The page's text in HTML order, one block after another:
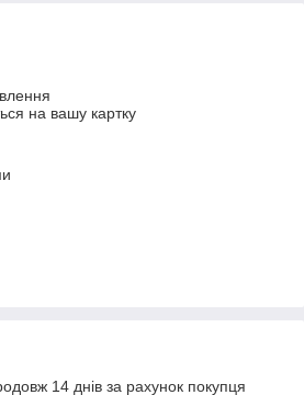
на вашу картку
14 днів за рахунок покупця